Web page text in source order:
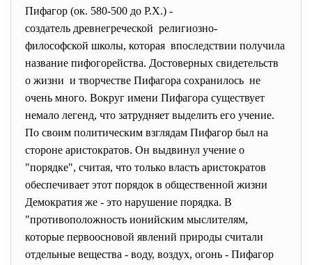
Пифагор (ок. 580-500 до Р.Х.) -
создатель древнегреческой религиозно-
философской школы, которая впоследствии получила
название пифогорейства. Достоверных свидетельств
о жизни и творчестве Пифагора сохранилось не
очень много. Вокруг имени Пифагора существует
немало легенд, что затрудняет выделить его учение.
По своим политическим взглядам Пифагор был на
стороне аристократов. Он выдвинул учение о
"порядке", считая, что только власть аристократов
обеспечивает этот порядок в общественной жизни
Демократия же - это нарушение порядка. В
"противоположность ионийским мыслителям,
которые первоосновой явлений природы считали
отдельные вещества - воду, воздух, огонь - Пифагор